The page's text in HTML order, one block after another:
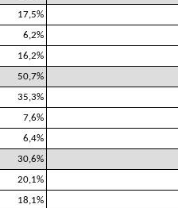
17,5%
6,2%
16,2%
50,7%
35,3%
7,6%
6,4%
30,6%
20,1%
18,1%